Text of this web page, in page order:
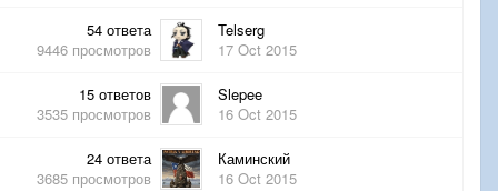
54 ответа
9446 просмотров
Telserg
17 Oct 2015
15 ответов
3535 просмотров
Slepee
16 Oct 2015
24 ответа
3685 просмотров
Каминский
16 Oct 2015